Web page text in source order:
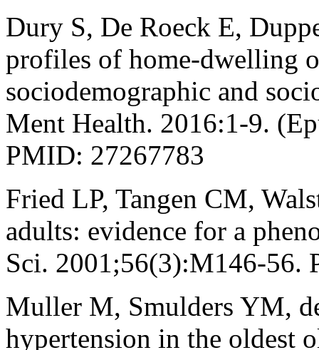
Dury S, De Roeck E,
profiles of home-dwelling
sociodemographic and
Ment Health. 2016:1-9.
PMID: 27267783
Fried LP, Tangen CM,
adults: evidence for a
Sci. 2001;56(3):M146-56.
Muller M, Smulders YM,
hypertension in the oldest